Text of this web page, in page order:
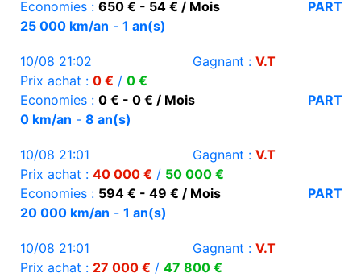
Economies : 650 € - 54 € / Mois
PART
25 000 km/an - 1 an(s)
10/08 21:02 Gagnant : V.T
Prix achat : 0 € / 0 €
Economies : 0 € - 0 € / Mois
PART
0 km/an - 8 an(s)
10/08 21:01 Gagnant : V.T
Prix achat : 40 000 € / 50 000 €
Economies : 594 € - 49 € / Mois
PART
20 000 km/an - 1 an(s)
10/08 21:01 Gagnant : V.T
Prix achat : 27 000 € / 47 800 €